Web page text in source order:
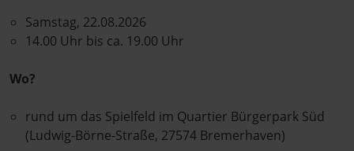
Samstag, 22.08.2026
14.00 Uhr bis ca. 19.00 Uhr
Wo?
rund um das Spielfeld im Quartier Bürgerpark Süd
(Ludwig-Börne-Straße, 27574 Bremerhaven)